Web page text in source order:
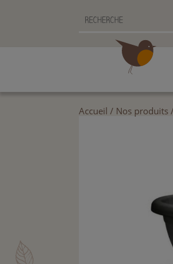
Accueil / Nos produits /